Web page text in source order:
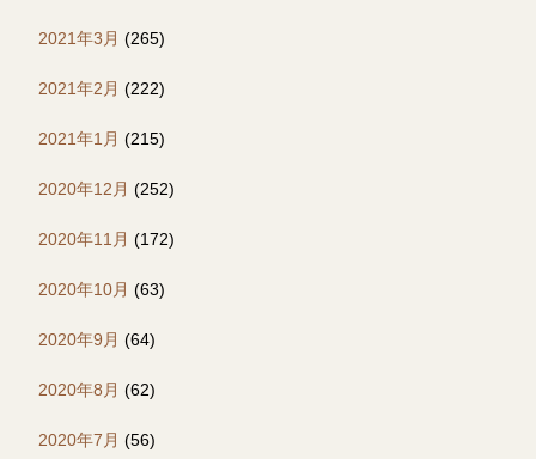
2021年3月 (265)
2021年2月 (222)
2021年1月 (215)
2020年12月 (252)
2020年11月 (172)
2020年10月 (63)
2020年9月 (64)
2020年8月 (62)
2020年7月 (56)